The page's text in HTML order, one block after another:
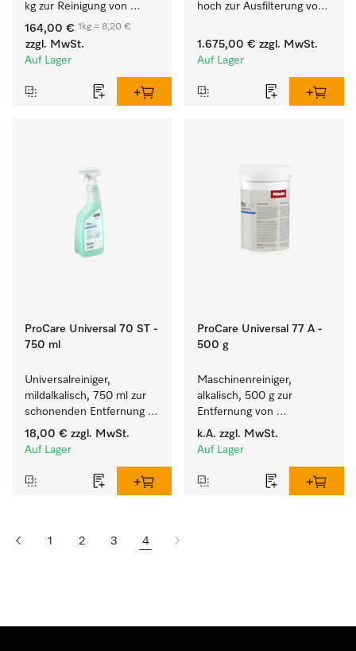
kg zur Reinigung von
weißen Textilien und
farbechter Buntwäsche.
164,00 € 1kg = 8,20 €
zzgl. MwSt.
Auf Lager
hoch zur Ausfilterung von
Partikeln aus der Lauge.
1.675,00 € zzgl. MwSt.
Auf Lager
ProCare Universal 70 ST -
750 ml
Universalreiniger,
mildalkalisch, 750 ml zur
schonenden Entfernung
von Fettrückständen und
Schmutz.
18,00 € zzgl. MwSt.
Auf Lager
ProCare Universal 77 A -
500 g
Maschinenreiniger,
alkalisch, 500 g zur
Entfernung von
hartnäckigen
Stärkebelägen.
k.A. zzgl. MwSt.
Auf Lager
1 2 3 4